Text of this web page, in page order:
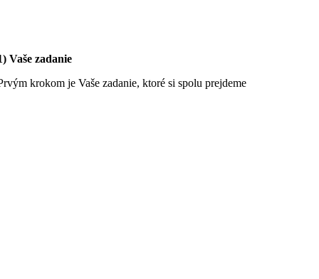
Vaše zadanie
krokom je Vaše zadanie, ktoré si spolu prejdeme